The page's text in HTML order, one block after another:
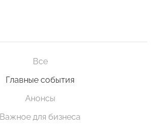
Все
Главные события
Анонсы
Важное для бизнеса